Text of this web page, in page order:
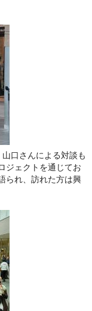
口さんによる対談も
ジェクトを通じてお
られ、訪れた方は興